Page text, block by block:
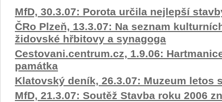
MfD, 30.3.07: Porota určila nejlepší
ČRo Plzeň, 13.3.07: Na seznam
židovské hřbitovy a synagoga
Cestovani.centrum.cz, 1.9.06:
památka
Klatovský deník, 26.3.07: Muzeum letos
MfD, 21.3.07: Soutěž Stavba roku 2006